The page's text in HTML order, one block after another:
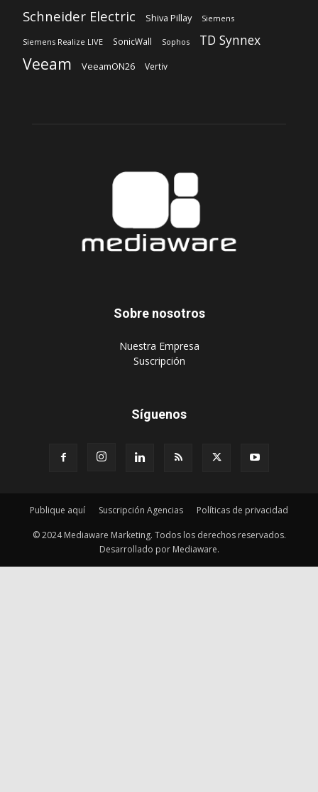
Schneider Electric Shiva Pillay Siemens
Siemens Realize LIVE SonicWall Sophos TD Synnex
Veeam VeeamON26 Vertiv
Sobre nosotros
‎Nuestra Empresa
‎Suscripción
Síguenos
Publique aquí Suscripción Agencias Políticas de privacidad
© 2024 Mediaware Marketing. Todos los derechos reservados.
Desarrollado por Mediaware.